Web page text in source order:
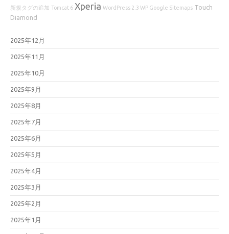
新規タグの追加 Tomcat 6 Xperia WordPress 2.3 WP Google Sitemaps Touch
Diamond
2025年12月
2025年11月
2025年10月
2025年9月
2025年8月
2025年7月
2025年6月
2025年5月
2025年4月
2025年3月
2025年2月
2025年1月